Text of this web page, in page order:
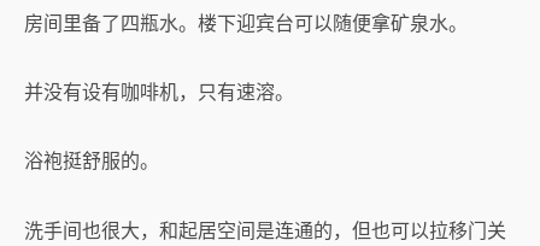
房间里备了四瓶水。楼下迎宾台可以随便拿矿泉水。
并没有设有咖啡机，只有速溶。
浴袍挺舒服的。
洗手间也很大，和起居空间是连通的，但也可以拉移门关